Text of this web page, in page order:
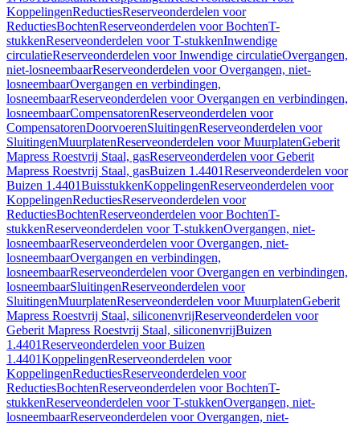
KoppelingenReductiesReserveonderdelen voor
ReductiesBochtenReserveonderdelen voor BochtenT-
stukkenReserveonderdelen voor T-stukkenInwendige
circulatieReserveonderdelen voor Inwendige circulatieOvergangen,
niet-losneembaarReserveonderdelen voor Overgangen, niet-
losneembaarOvergangen en verbindingen,
losneembaarReserveonderdelen voor Overgangen en verbindingen,
losneembaarCompensatorenReserveonderdelen voor
CompensatorenDoorvoerenSluitingenReserveonderdelen voor
SluitingenMuurplatenReserveonderdelen voor MuurplatenGeberit
Mapress Roestvrij Staal, gasReserveonderdelen voor Geberit
Mapress Roestvrij Staal, gasBuizen 1.4401Reserveonderdelen voor
Buizen 1.4401BuisstukkenKoppelingenReserveonderdelen voor
KoppelingenReductiesReserveonderdelen voor
ReductiesBochtenReserveonderdelen voor BochtenT-
stukkenReserveonderdelen voor T-stukkenOvergangen, niet-
losneembaarReserveonderdelen voor Overgangen, niet-
losneembaarOvergangen en verbindingen,
losneembaarReserveonderdelen voor Overgangen en verbindingen,
losneembaarSluitingenReserveonderdelen voor
SluitingenMuurplatenReserveonderdelen voor MuurplatenGeberit
Mapress Roestvrij Staal, siliconenvrijReserveonderdelen voor
Geberit Mapress Roestvrij Staal, siliconenvrijBuizen
1.4401Reserveonderdelen voor Buizen
1.4401KoppelingenReserveonderdelen voor
KoppelingenReductiesReserveonderdelen voor
ReductiesBochtenReserveonderdelen voor BochtenT-
stukkenReserveonderdelen voor T-stukkenOvergangen, niet-
losneembaarReserveonderdelen voor Overgangen, niet-